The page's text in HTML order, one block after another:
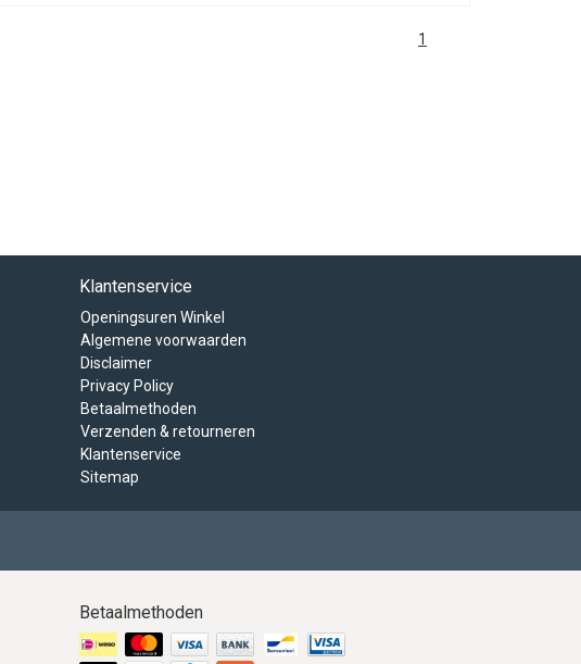
1
Klantenservice
Openingsuren Winkel
Algemene voorwaarden
Disclaimer
Privacy Policy
Betaalmethoden
Verzenden & retourneren
Klantenservice
Sitemap
Betaalmethoden